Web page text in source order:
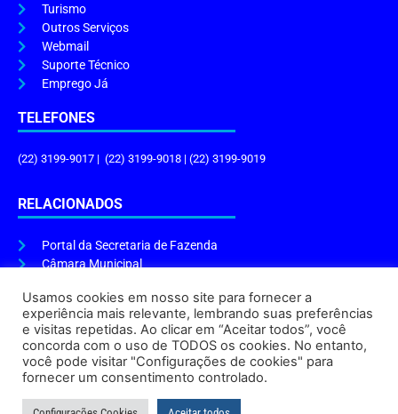
Turismo
Outros Serviços
Webmail
Suporte Técnico
Emprego Já
TELEFONES
(22) 3199-9017 | (22) 3199-9018 | (22) 3199-9019
RELACIONADOS
Portal da Secretaria de Fazenda
Câmara Municipal
ENDEREÇO E HORÁRIO
Endereço:Praça Tiradentes, s/n – Centro, Cabo Frio – RJ, 28906-290
Atendimento do Protocolo Geral da Prefeitura:9h às 16h
Horário de Funcionamento:
8h às 17h
Usamos cookies em nosso site para fornecer a
experiência mais relevante, lembrando suas preferências
e visitas repetidas. Ao clicar em “Aceitar todos”, você
concorda com o uso de TODOS os cookies. No entanto,
você pode visitar "Configurações de cookies" para
fornecer um consentimento controlado.